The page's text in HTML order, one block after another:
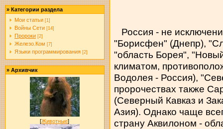
» Категории раздела
Мои статьи [1]
Войны Сети [14]
Пророки [2]
Железо.Ком [7]
Языки программирования [2]
» Архивчик
[Животные]
Россия - не
"Борисфен" (Днепр),
"область Борея",
климатом,
Водолея - Россия),
пророчествах также
(Северный Кавказ и
Азия). Однако чаще
страну Аквилоном -